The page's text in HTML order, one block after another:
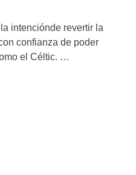
intenciónde revertir la
confianza de poder
el Céltic. …